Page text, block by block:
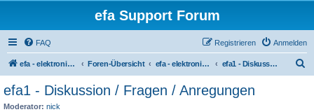
efa Support Forum
FAQ Anmelden
Registrieren
efa - elektronisches Fahrtenbuch Foren-Übersicht efa - elektronisches Fahrtenbuch - Version 1 efa1 - Diskussion / Fragen / Anregungen
efa1 - Diskussion / Fragen / Anregungen
Moderator: nick